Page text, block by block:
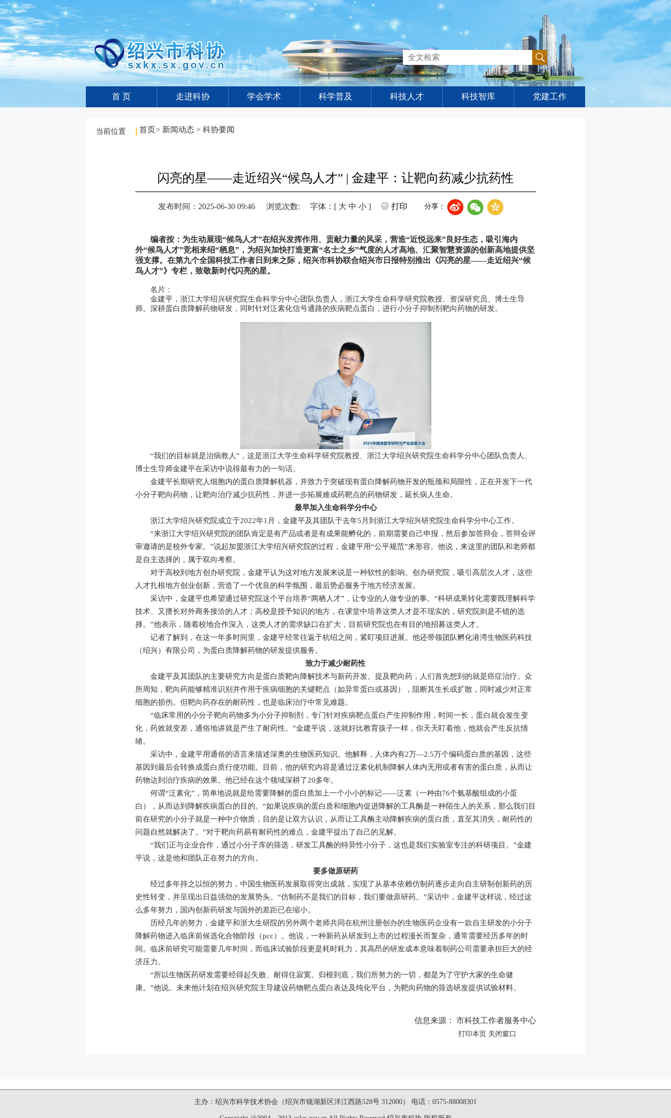
首 页 走进科协 学会学术 科学普及 科技人才 科技智库 党建工作
当前位置 首页> 新闻动态 > 科协要闻
闪亮的星——走近绍兴“候鸟人才” | 金建平：让靶向药减少抗药性
发布时间：2025-06-30 09:46 浏览次数: 字体：[ 大 中 小] 打印 分享：
编者按：为生动展现“候鸟人才”在绍兴发挥作用、贡献力量的风采，营造“近悦远来”良好生态，吸引海内
外“候鸟人才”竞相来绍“栖息”，为绍兴加快打造更富“名士之乡”气度的人才高地、汇聚智慧资源的创新高地提供坚
强支撑。在第九个全国科技工作者日到来之际，绍兴市科协联合绍兴市日报特别推出《闪亮的星——走近绍兴“候
鸟人才”》专栏，致敬新时代闪亮的星。
名片：
金建平，浙江大学绍兴研究院生命科学分中心团队负责人，浙江大学生命科学研究院教授、资深研究员、博士生导
师。深耕蛋白质降解药物研发，同时针对泛素化信号通路的疾病靶点蛋白，进行小分子抑制剂靶向药物的研发。
“我们的目标就是治病救人”，这是浙江大学生命科学研究院教授、浙江大学绍兴研究院生命科学分中心团队负责人、
博士生导师金建平在采访中说得最有力的一句话。
金建平长期研究人细胞内的蛋白质降解机器，并致力于突破现有蛋白降解药物开发的瓶颈和局限性，正在开发下一代
小分子靶向药物，让靶向治疗减少抗药性，并进一步拓展难成药靶点的药物研发，延长病人生命。
最早加入生命科学分中心
浙江大学绍兴研究院成立于2022年1月，金建平及其团队于去年5月到浙江大学绍兴研究院生命科学分中心工作。
“来浙江大学绍兴研究院的团队肯定是有产品或者是有成果能孵化的，前期需要自己申报，然后参加答辩会，答辩会评
审邀请的是校外专家。”说起加盟浙江大学绍兴研究院的过程，金建平用“公平规范”来形容。他说，来这里的团队和老师都
是自主选择的，属于双向考察。
对于高校到地方创办研究院，金建平认为这对地方发展来说是一种软性的影响。创办研究院，吸引高层次人才，这些
人才扎根地方创业创新，营造了一个优良的科学氛围，最后势必服务于地方经济发展。
采访中，金建平也希望通过研究院这个平台培养“两栖人才”，让专业的人做专业的事。“科研成果转化需要既理解科学
技术、又擅长对外商务接洽的人才；高校是授予知识的地方，在课堂中培养这类人才是不现实的，研究院则是不错的选
择。”他表示，随着校地合作深入，这类人才的需求缺口在扩大，目前研究院也在有目的地招募这类人才。
记者了解到，在这一年多时间里，金建平经常往返于杭绍之间，紧盯项目进展。他还带领团队孵化港湾生物医药科技
（绍兴）有限公司，为蛋白质降解药物的研发提供服务。
致力于减少耐药性
金建平及其团队的主要研究方向是蛋白质靶向降解技术与新药开发。提及靶向药，人们首先想到的就是癌症治疗。众
所周知，靶向药能够精准识别并作用于疾病细胞的关键靶点（如异常蛋白或基因），阻断其生长或扩散，同时减少对正常
细胞的损伤。但靶向药存在的耐药性，也是临床治疗中常见难题。
“临床常用的小分子靶向药物多为小分子抑制剂，专门针对疾病靶点蛋白产生抑制作用，时间一长，蛋白就会发生变
化，药效就变差，通俗地讲就是产生了耐药性。”金建平说，这就好比教育孩子一样，你天天盯着他，他就会产生反抗情
绪。
采访中，金建平用通俗的语言来描述深奥的生物医药知识。他解释，人体内有2万—2.5万个编码蛋白质的基因，这些
基因到最后会转换成蛋白质行使功能。目前，他的研究内容是通过泛素化机制降解人体内无用或者有害的蛋白质，从而让
药物达到治疗疾病的效果。他已经在这个领域深耕了20多年。
何谓“泛素化”，简单地说就是给需要降解的蛋白质加上一个小小的标记——泛素（一种由76个氨基酸组成的小蛋
白），从而达到降解疾病蛋白的目的。“如果说疾病的蛋白质和细胞内促进降解的工具酶是一种陌生人的关系，那么我们目
前在研究的小分子就是一种中介物质，目的是让双方认识，从而让工具酶主动降解疾病的蛋白质，直至其消失，耐药性的
问题自然就解决了。”对于靶向药易有耐药性的难点，金建平提出了自己的见解。
“我们正与企业合作，通过小分子库的筛选，研发工具酶的特异性小分子，这也是我们实验室专注的科研项目。”金建
平说，这是他和团队正在努力的方向。
要多做原研药
经过多年持之以恒的努力，中国生物医药发展取得突出成就，实现了从基本依赖仿制药逐步走向自主研制创新药的历
史性转变，并呈现出日益强劲的发展势头。“仿制药不是我们的目标，我们要做原研药。”采访中，金建平这样说，经过这
么多年努力，国内创新药研发与国外的差距已在缩小。
历经几年的努力，金建平和浙大生研院的另外两个老师共同在杭州注册创办的生物医药企业有一款自主研发的小分子
降解药物进入临床前候选化合物阶段（pcc）。他说，一种新药从研发到上市的过程漫长而复杂，通常需要经历多年的时
间。临床前研究可能需要几年时间，而临床试验阶段更是耗时耗力，其高昂的研发成本意味着制药公司需要承担巨大的经
济压力。
“所以生物医药研发需要经得起失败、耐得住寂寞。归根到底，我们所努力的一切，都是为了守护大家的生命健
康。”他说。未来他计划在绍兴研究院主导建设药物靶点蛋白表达及纯化平台，为靶向药物的筛选研发提供试验材料。
信息来源： 市科技工作者服务中心
打印本页 关闭窗口
主办：绍兴市科学技术协会（绍兴市镜湖新区洋江西路528号 312000） 电话：0575-88008301